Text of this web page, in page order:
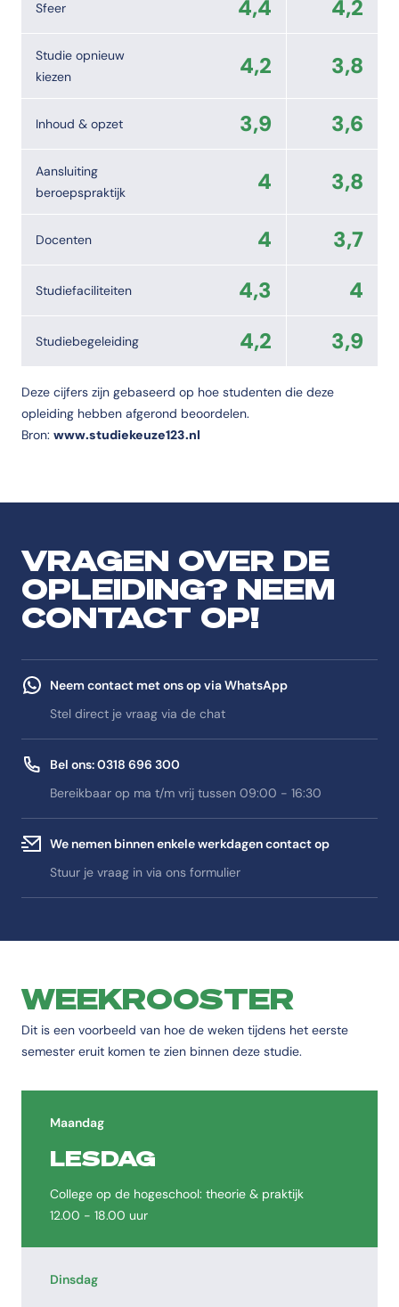
Wat doe je in het tweede jaar van de opleiding
Wat doe je in het derde jaar van de opleiding
In jaar 4, semester 1 van de opleiding Journalistiek komt aan bod:
Sfeer 4,4 4,2
Studie opnieuw
kiezen
4,2 3,8
Inhoud & opzet 3,9 3,6
Aansluiting
beroepspraktijk
4 3,8
Docenten 4 3,7
Studiefaciliteiten 4,3 4
Studiebegeleiding 4,2 3,9
Deze cijfers zijn gebaseerd op hoe studenten die deze
opleiding hebben afgerond beoordelen.
Bron: www.studiekeuze123.nl
VRAGEN OVER DE
OPLEIDING? NEEM
CONTACT OP!
Neem contact met ons op via WhatsApp
Stel direct je vraag via de chat
Bel ons: 0318 696 300
Bereikbaar op ma t/m vrij tussen 09:00 - 16:30
We nemen binnen enkele werkdagen contact op
Stuur je vraag in via ons formulier
WEEKROOSTER
Dit is een voorbeeld van hoe de weken tijdens het eerste
semester eruit komen te zien binnen deze studie.
Maandag
LESDAG
College op de hogeschool: theorie & praktijk
12.00 - 18.00 uur
Dinsdag